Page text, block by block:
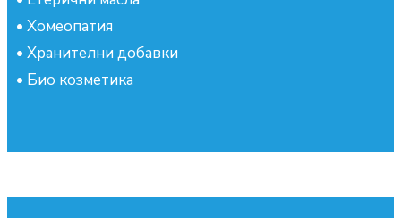
• Хомеопатия
• Хранителни добавки
• Био козметика